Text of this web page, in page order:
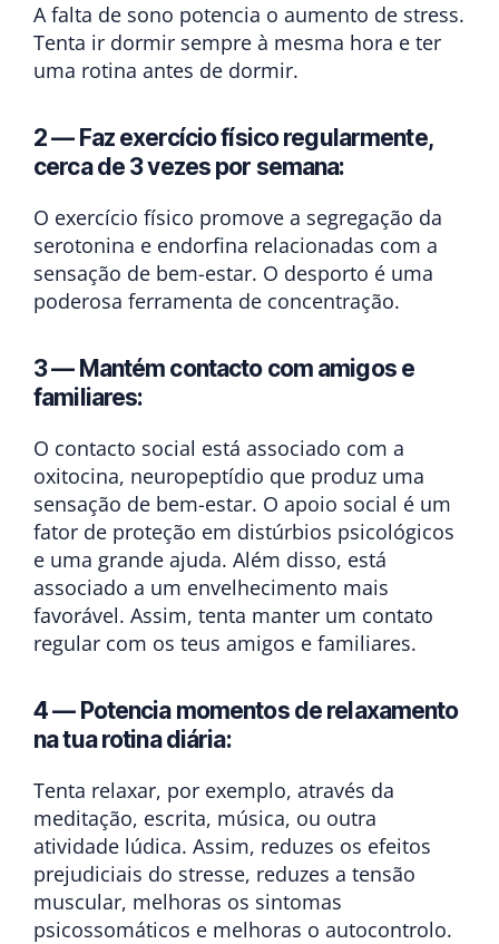
A falta de sono potencia o aumento de stress.
Tenta ir dormir sempre à mesma hora e ter
uma rotina antes de dormir.
2 — Faz exercício físico regularmente,
cerca de 3 vezes por semana:
O exercício físico promove a segregação da
serotonina e endorfina relacionadas com a
sensação de bem-estar. O desporto é uma
poderosa ferramenta de concentração.
3 — Mantém contacto com amigos e
familiares:
O contacto social está associado com a
oxitocina, neuropeptídio que produz uma
sensação de bem-estar. O apoio social é um
fator de proteção em distúrbios psicológicos
e uma grande ajuda. Além disso, está
associado a um envelhecimento mais
favorável. Assim, tenta manter um contato
regular com os teus amigos e familiares.
4 — Potencia momentos de relaxamento
na tua rotina diária:
Tenta relaxar, por exemplo, através da
meditação, escrita, música, ou outra
atividade lúdica. Assim, reduzes os efeitos
prejudiciais do stresse, reduzes a tensão
muscular, melhoras os sintomas
psicossomáticos e melhoras o autocontrolo.